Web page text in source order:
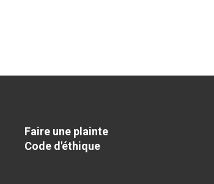
Faire une plainte
Code d'éthique